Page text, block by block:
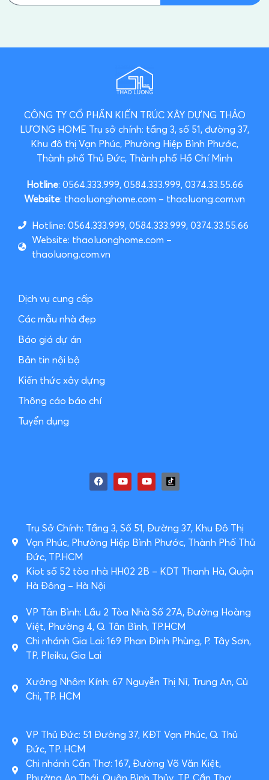
CÔNG TY CỔ PHẦN KIẾN TRÚC XÂY DỰNG THẢO
LƯƠNG HOME Trụ sở chính: tầng 3, số 51, đường 37,
Khu đô thị Vạn Phúc, Phường Hiệp Bình Phước,
Thành phố Thủ Đức, Thành phố Hồ Chí Minh
Hotline: 0564.333.999, 0584.333.999, 0374.33.55.66
Website: thaoluonghome.com – thaoluong.com.vn
Hotline: 0564.333.999, 0584.333.999, 0374.33.55.66
Website: thaoluonghome.com –
thaoluong.com.vn
Dịch vụ cung cấp
Các mẫu nhà đẹp
Báo giá dự án
Bản tin nội bộ
Kiến thức xây dựng
Thông cáo báo chí
Tuyển dụng
Trụ Sở Chính: Tầng 3, Số 51, Đường 37, Khu Đô Thị
Vạn Phúc, Phường Hiệp Bình Phước, Thành Phố Thủ
Đức, TP.HCM
Kiot số 52 tòa nhà HH02 2B – KDT Thanh Hà, Quận
Hà Đông – Hà Nội
VP Tân Bình: Lầu 2 Tòa Nhà Số 27A, Đường Hoàng
Việt, Phường 4, Q. Tân Bình, TP.HCM
Chi nhánh Gia Lai: 169 Phan Đình Phùng, P. Tây Sơn,
TP. Pleiku, Gia Lai
Xưởng Nhôm Kính: 67 Nguyễn Thị Nỉ, Trung An, Củ
Chi, TP. HCM
VP Thủ Đức: 51 Đường 37, KĐT Vạn Phúc, Q. Thủ
Đức, TP. HCM
Chi nhánh Cần Thơ: 167, Đường Võ Văn Kiệt,
Phường An Thới, Quận Bình Thủy, TP. Cần Thơ